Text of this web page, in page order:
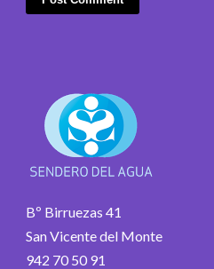
Bº Birruezas 41
San Vicente del Monte
942 70 50 91